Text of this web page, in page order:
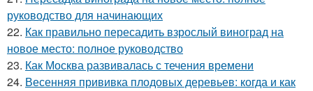
руководство для начинающих
22. Как правильно пересадить взрослый виноград на
новое место: полное руководство
23. Как Москва развивалась с течения времени
24. Весенняя прививка плодовых деревьев: когда и как